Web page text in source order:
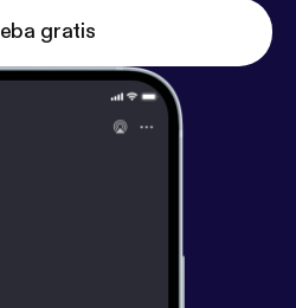
gratis